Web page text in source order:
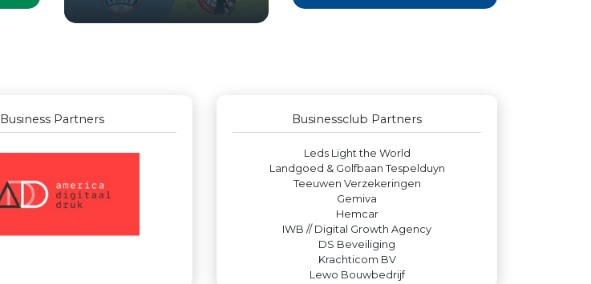
Business Partners Businessclub Partners
Rood Risicobeheersing BV
Landgoed & Golfbaan Tespelduyn
Teeuwen Verzekeringen
Gemiva
Hemcar
IWB // Digital Growth Agency
DS Beveiliging
Krachticom BV
Lewo Bouwbedrijf
Legit Agency